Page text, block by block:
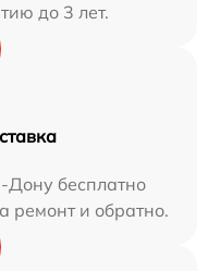
до 3 лет.
Дону бесплатно
ремонт и обратно.